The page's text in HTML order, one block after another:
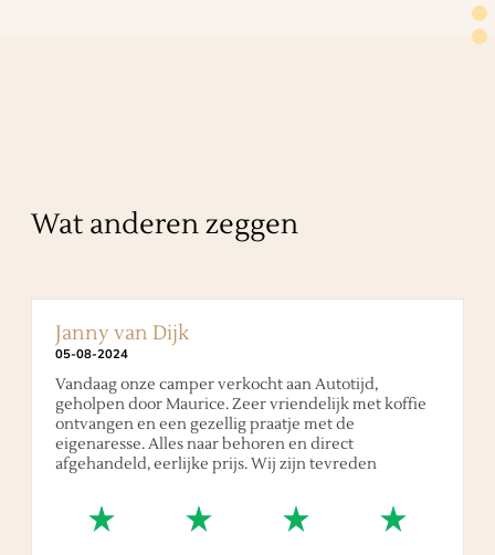
Wat anderen zeggen
Janny van Dijk
05-08-2024
Vandaag onze camper verkocht aan Autotijd,
geholpen door Maurice. Zeer vriendelijk met koffie
ontvangen en een gezellig praatje met de
eigenaresse. Alles naar behoren en direct
afgehandeld, eerlijke prijs. Wij zijn tevreden